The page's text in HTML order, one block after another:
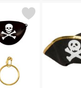
Børn som